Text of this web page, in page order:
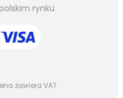
zawiera VAT
rynku